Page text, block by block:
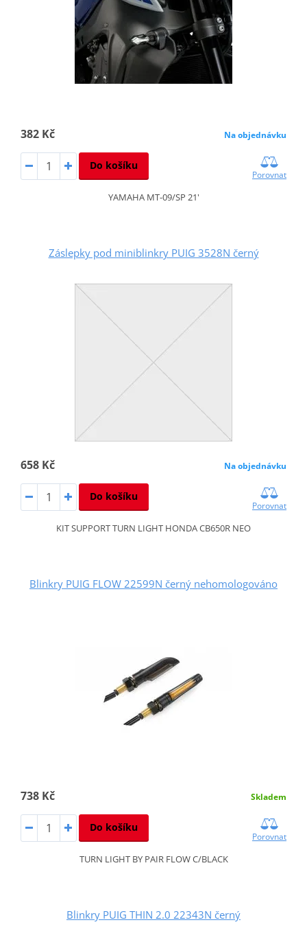
382 Kč Na objednávku
Do košíku
Porovnat
YAMAHA MT-09/SP 21'
Záslepky pod miniblinkry PUIG 3528N černý
658 Kč Na objednávku
Do košíku
Porovnat
KIT SUPPORT TURN LIGHT HONDA CB650R NEO
Blinkry PUIG FLOW 22599N černý nehomologováno
738 Kč Skladem
Do košíku
Porovnat
TURN LIGHT BY PAIR FLOW C/BLACK
Blinkry PUIG THIN 2.0 22343N černý